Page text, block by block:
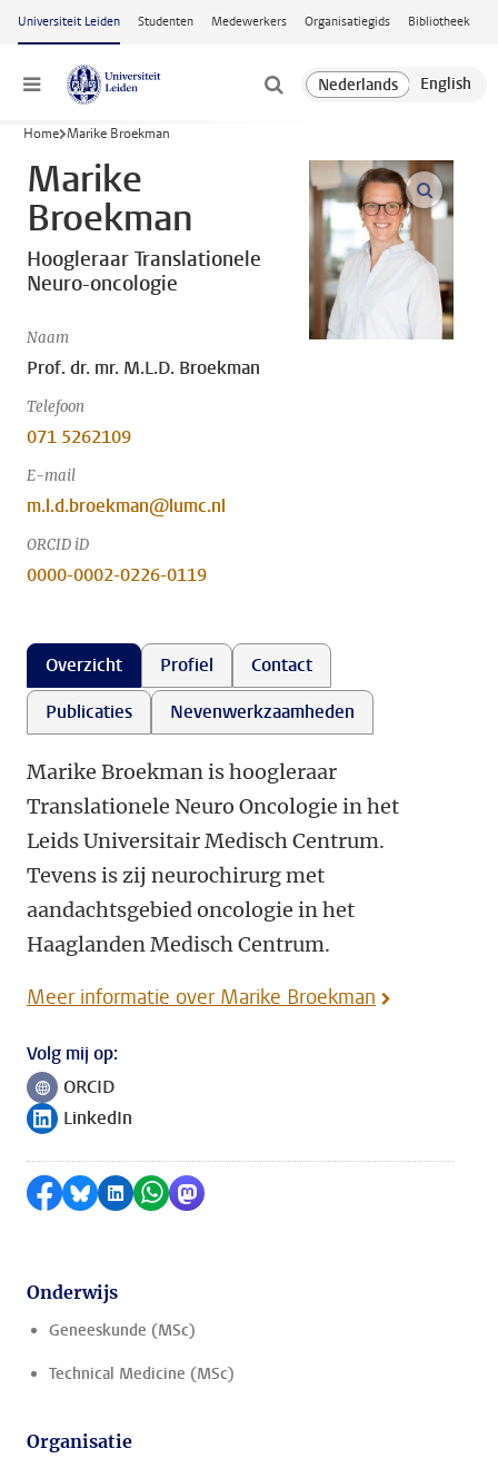
Ga naar hoofdinhoud
Universiteit Leiden Studenten Medewerkers Organisatiegids Bibliotheek
Menu
Home Marike Broekman
Marike
Broekman
Hoogleraar Translationele
Neuro-oncologie
Naam
Prof. dr. mr. M.L.D. Broekman
Telefoon
071 5262109
E-mail
m.l.d.broekman@lumc.nl
ORCID iD
0000-0002-0226-0119
open
Overzicht Profiel
Contact
Publicaties
Nevenwerkzaamheden
Marike Broekman is hoogleraar
Translationele Neuro Oncologie in het
Leids Universitair Medisch Centrum.
Tevens is zij neurochirurg met
aandachtsgebied oncologie in het
Haaglanden Medisch Centrum.
Meer informatie over Marike Broekman
Volg mij op:
Volg ons op
ORCID
Volg ons op
LinkedIn
Delen op Facebook
Delen via Bluesky
Delen op LinkedIn
Delen via WhatsApp
Delen via Mastodon
Onderwijs
Geneeskunde (MSc)
Technical Medicine (MSc)
Organisatie